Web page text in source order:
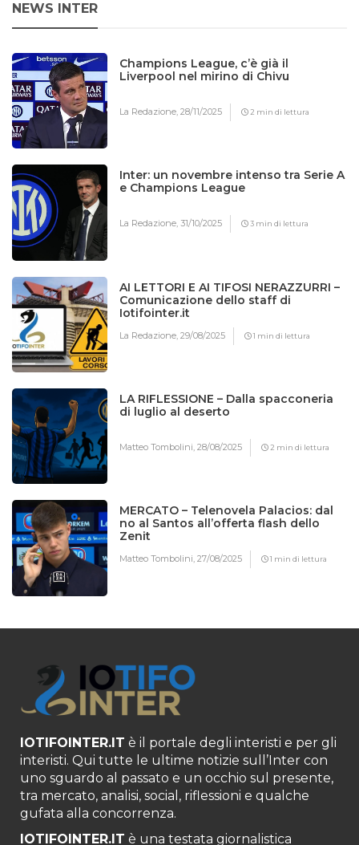
NEWS INTER
Champions League, c’è già il
Liverpool nel mirino di Chivu
La Redazione,28/11/2025 2 min di lettura
Inter: un novembre intenso tra Serie A
e Champions League
La Redazione,31/10/2025 3 min di lettura
AI LETTORI E AI TIFOSI NERAZZURRI –
Comunicazione dello staff di
Iotifointer.it
La Redazione,29/08/2025 1 min di lettura
LA RIFLESSIONE – Dalla spacconeria
di luglio al deserto
Matteo Tombolini,28/08/2025 2 min di lettura
MERCATO – Telenovela Palacios: dal
no al Santos all’offerta flash dello
Zenit
Matteo Tombolini,27/08/2025 1 min di lettura
IOTIFOINTER.IT è il portale degli interisti e per gli
interisti. Qui tutte le ultime notizie sull’Inter con
uno sguardo al passato e un occhio sul presente,
tra mercato, analisi, social, riflessioni e qualche
gufata alla concorrenza.
IOTIFOINTER.IT è una testata giornalistica